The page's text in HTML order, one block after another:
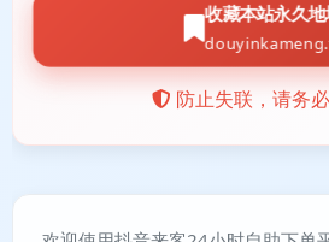
收藏本站永久地
防止失联，请务